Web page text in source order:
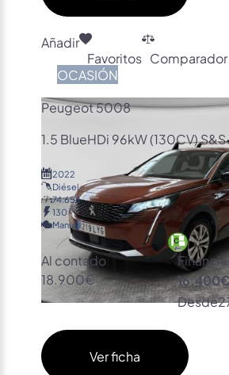
Añadir
Favoritos Comparador
OCASIÓN
Peugeot 5008
1.5 BlueHDi 96kW (130CV)
2022
Diésel
74.656
130
Manual
Al contado
18.900€
16.400€
Desde
Ver ficha